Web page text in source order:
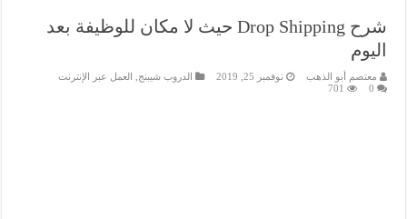
شرح Drop Shipping حيث لا مكان للوظيفة بعد
اليوم
معتصم أبو الذهب نوفمبر 25, 2019 الدروب شيبنج
العمل عبر الإنترنت
0
701